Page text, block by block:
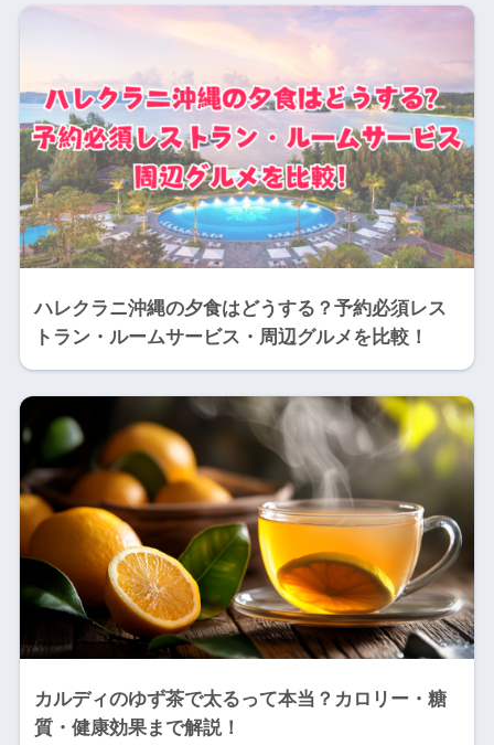
ハレクラニ沖縄の夕食はどうする？予約必須レス
トラン・ルームサービス・周辺グルメを比較！
カルディのゆず茶で太るって本当？カロリー・糖
質・健康効果まで解説！